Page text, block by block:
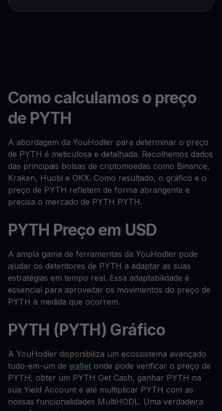
Como calculamos o preço
de PYTH
A abordagem da YouHodler para determinar o preço
de PYTH é meticulosa e detalhada. Recolhemos dados
das principais bolsas de criptomoedas como Binance,
Kraken, Huobi e OKX. Como resultado, o gráfico e o
preço de PYTH refletem de forma abrangente e
precisa o mercado de PYTH PYTH.
PYTH Preço em USD
A ampla gama de ferramentas da YouHodler pode
ajudar os detentores de PYTH a adaptar as suas
estratégias em tempo real. Essa adaptabilidade é
essencial para aproveitar os movimentos do preço de
PYTH à medida que ocorrem.
PYTH (PYTH) Gráfico
A YouHodler disponibiliza um ecossistema avançado
tudo-em-um de wallet onde pode verificar o preço de
PYTH, obter um PYTH Get Cash, ganhar PYTH na
sua Yield Account e até multiplicar PYTH com as
nossas funcionalidades MultiHODL. Uma verdadeira